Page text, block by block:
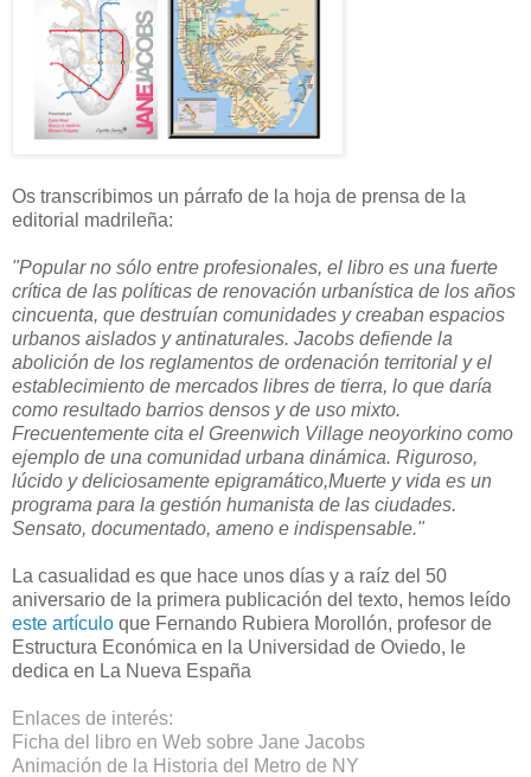
Os transcribimos un párrafo de la hoja de prensa de la
editorial madrileña:
"Popular no sólo entre profesionales, el libro es una fuerte
crítica de las políticas de renovación urbanística de los años
cincuenta, que destruían comunidades y creaban espacios
urbanos aislados y antinaturales. Jacobs defiende la
abolición de los reglamentos de ordenación territorial y el
establecimiento de mercados libres de tierra, lo que daría
como resultado barrios densos y de uso mixto.
Frecuentemente cita el Greenwich Village neoyorkino como
ejemplo de una comunidad urbana dinámica. Riguroso,
lúcido y deliciosamente epigramático,Muerte y vida es un
programa para la gestión humanista de las ciudades.
Sensato, documentado, ameno e indispensable."
La casualidad es que hace unos días y a raíz del 50
aniversario de la primera publicación del texto, hemos leído
este artículo que Fernando Rubiera Morollón, profesor de
Estructura Económica en la Universidad de Oviedo, le
dedica en La Nueva España
Enlaces de interés:
Ficha del libro en Web sobre Jane Jacobs
Animación de la Historia del Metro de NY